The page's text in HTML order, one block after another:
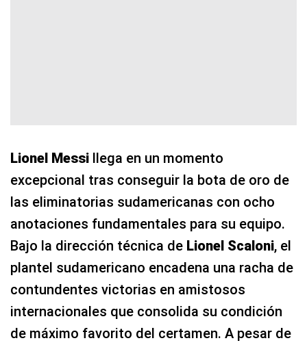
Lionel Messi llega en un momento
excepcional tras conseguir la bota de oro de
las eliminatorias sudamericanas con ocho
anotaciones fundamentales para su equipo.
Bajo la dirección técnica de Lionel Scaloni, el
plantel sudamericano encadena una racha de
contundentes victorias en amistosos
internacionales que consolida su condición
de máximo favorito del certamen. A pesar de